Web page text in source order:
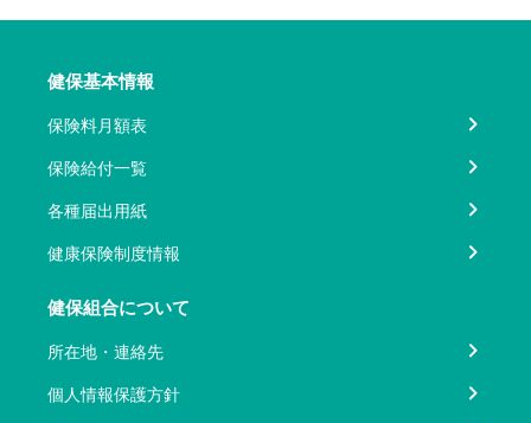
健保基本情報
保険料月額表
保険給付一覧
各種届出用紙
健康保険制度情報
健保組合について
所在地・連絡先
個人情報保護方針